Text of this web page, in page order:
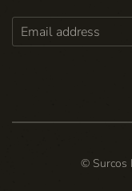
© Surcos